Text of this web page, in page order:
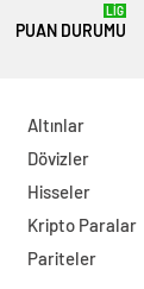
PUAN DURUMU
LİG
Altınlar
Dövizler
Hisseler
Kripto Paralar
Pariteler